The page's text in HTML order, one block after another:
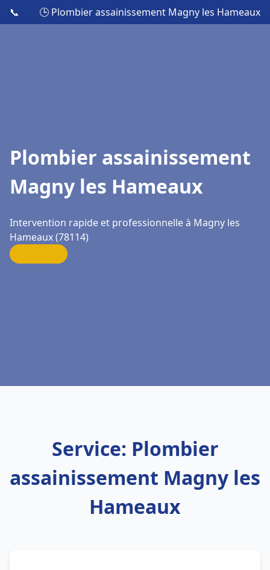
📞 🕒 Plombier assainissement Magny les Hameaux
Plombier assainissement
Magny les Hameaux
Intervention rapide et professionnelle à Magny les
Hameaux (78114)
Service: Plombier
assainissement Magny les
Hameaux